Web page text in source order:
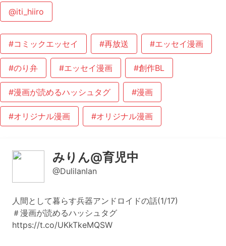
@iti_hiiro
#コミックエッセイ #再放送 #エッセイ漫画
#のり弁 #エッセイ漫画 #創作BL
#漫画が読めるハッシュタグ #漫画
#オリジナル漫画 #オリジナル漫画
みりん@育児中
@Dulilanlan
人間として暮らす兵器アンドロイドの話(1/17)
＃漫画が読めるハッシュタグ
https://t.co/UKkTkeMQSW